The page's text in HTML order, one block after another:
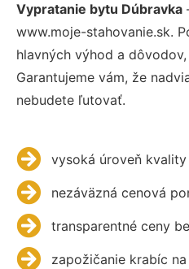
Vypratanie bytu Dúbravka
www.moje-stahovanie.sk.
hlavných výhod a
Garantujeme vám, že
nebudete ľutovať.
vysoká úroveň
nezáväzná cenová
transparentné ceny
zapožičanie krabíc